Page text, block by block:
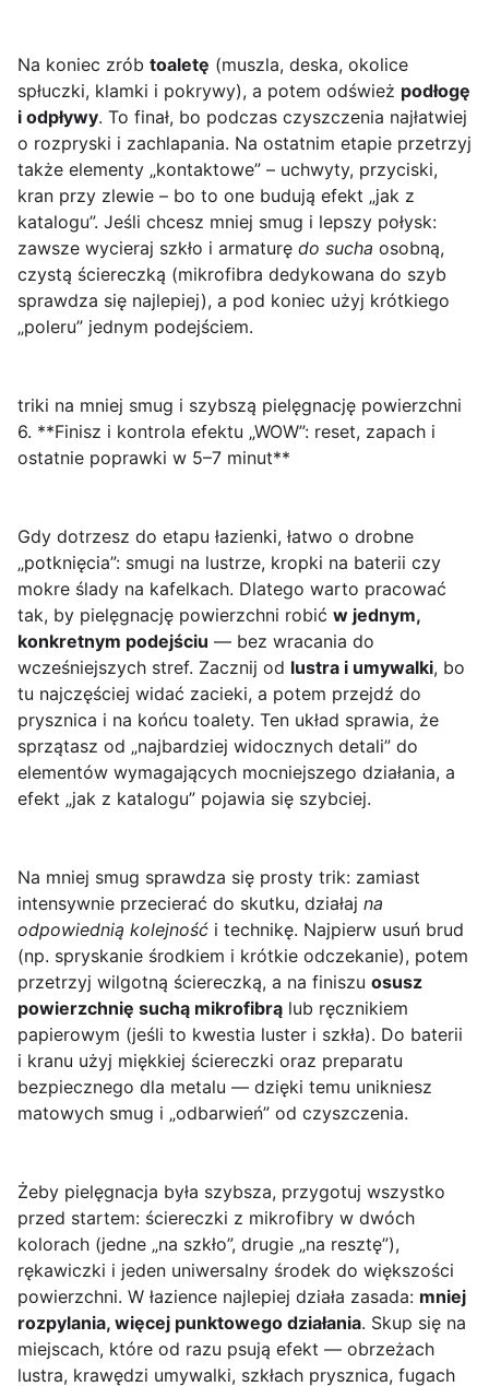
Na koniec zrób toaletę (muszla, deska, okolice
spłuczki, klamki i pokrywy), a potem odśwież podłogę
i odpływy. To finał, bo podczas czyszczenia najłatwiej
o rozpryski i zachlapania. Na ostatnim etapie przetrzyj
także elementy „kontaktowe” – uchwyty, przyciski,
kran przy zlewie – bo to one budują efekt „jak z
katalogu”. Jeśli chcesz mniej smug i lepszy połysk:
zawsze wycieraj szkło i armaturę do sucha osobną,
czystą ściereczką (mikrofibra dedykowana do szyb
sprawdza się najlepiej), a pod koniec użyj krótkiego
„poleru” jednym podejściem.
triki na mniej smug i szybszą pielęgnację powierzchni
6. **Finisz i kontrola efektu „WOW”: reset, zapach i
ostatnie poprawki w 5–7 minut**
Gdy dotrzesz do etapu łazienki, łatwo o drobne
„potknięcia”: smugi na lustrze, kropki na baterii czy
mokre ślady na kafelkach. Dlatego warto pracować
tak, by pielęgnację powierzchni robić w jednym,
konkretnym podejściu — bez wracania do
wcześniejszych stref. Zacznij od lustra i umywalki, bo
tu najczęściej widać zacieki, a potem przejdź do
prysznica i na końcu toalety. Ten układ sprawia, że
sprzątasz od „najbardziej widocznych detali” do
elementów wymagających mocniejszego działania, a
efekt „jak z katalogu” pojawia się szybciej.
Na mniej smug sprawdza się prosty trik: zamiast
intensywnie przecierać do skutku, działaj na
odpowiednią kolejność i technikę. Najpierw usuń brud
(np. spryskanie środkiem i krótkie odczekanie), potem
przetrzyj wilgotną ściereczką, a na finiszu osusz
powierzchnię suchą mikrofibrą lub ręcznikiem
papierowym (jeśli to kwestia luster i szkła). Do baterii
i kranu użyj miękkiej ściereczki oraz preparatu
bezpiecznego dla metalu — dzięki temu unikniesz
matowych smug i „odbarwień” od czyszczenia.
Żeby pielęgnacja była szybsza, przygotuj wszystko
przed startem: ściereczki z mikrofibry w dwóch
kolorach (jedne „na szkło”, drugie „na resztę”),
rękawiczki i jeden uniwersalny środek do większości
powierzchni. W łazience najlepiej działa zasada: mniej
rozpylania, więcej punktowego działania. Skup się na
miejscach, które od razu psują efekt — obrzeżach
lustra, krawędzi umywalki, szkłach prysznica, fugach